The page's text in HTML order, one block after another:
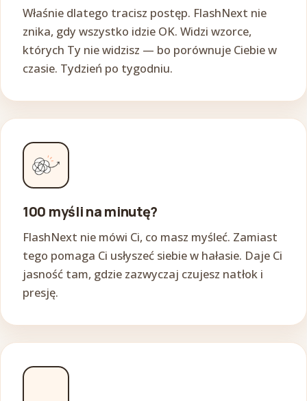
Właśnie dlatego tracisz postęp. FlashNext nie
znika, gdy wszystko idzie OK. Widzi wzorce,
których Ty nie widzisz — bo porównuje Ciebie w
czasie. Tydzień po tygodniu.
100 myśli na minutę?
FlashNext nie mówi Ci, co masz myśleć. Zamiast
tego pomaga Ci usłyszeć siebie w hałasie. Daje Ci
jasność tam, gdzie zazwyczaj czujesz natłok i
presję.